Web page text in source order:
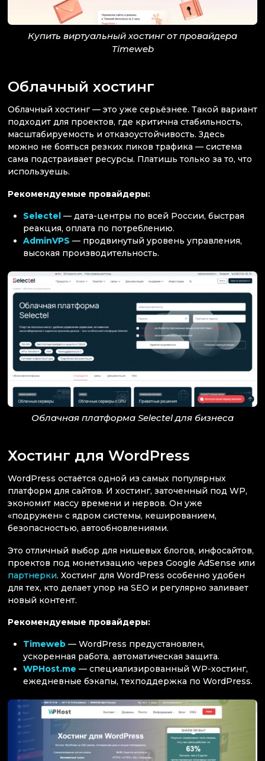
Купить виртуальный хостинг от провайдера
Timeweb
Облачный хостинг
Облачный хостинг — это уже серьёзнее. Такой вариант
подходит для проектов, где критична стабильность,
масштабируемость и отказоустойчивость. Здесь
можно не бояться резких пиков трафика — система
сама подстраивает ресурсы. Платишь только за то, что
используешь.
Рекомендуемые провайдеры:
Selectel — дата-центры по всей России, быстрая
реакция, оплата по потреблению.
AdminVPS — продвинутый уровень управления,
высокая производительность.
Облачная платформа Selectel для бизнеса
Хостинг для WordPress
WordPress остаётся одной из самых популярных
платформ для сайтов. И хостинг, заточенный под WP,
экономит массу времени и нервов. Он уже
«подружен» с ядром системы, кешированием,
безопасностью, автообновлениями.
Это отличный выбор для нишевых блогов, инфосайтов,
проектов под монетизацию через Google AdSense или
партнерки. Хостинг для WordPress особенно удобен
для тех, кто делает упор на SEO и регулярно заливает
новый контент.
Рекомендуемые провайдеры:
Timeweb — WordPress предустановлен,
ускоренная работа, автоматическая защита.
WPHost.me — специализированный WP-хостинг,
ежедневные бэкапы, техподдержка по WordPress.